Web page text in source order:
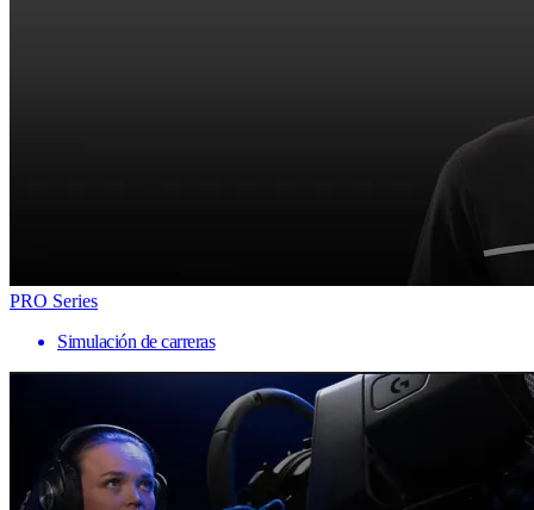
PRO Series
Simulación de carreras